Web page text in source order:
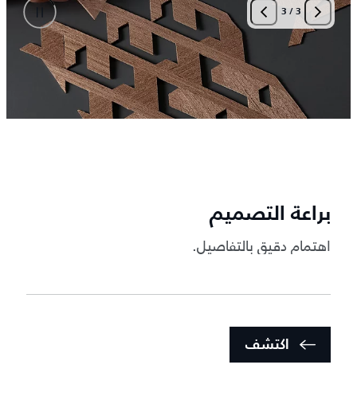
براعة التصميم
اهتمام دقيق بالتفاصيل.
3
/
3
اكتشف